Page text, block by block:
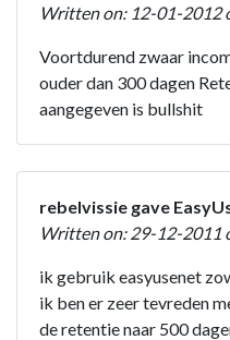
Written on: 12-01-2012
Voortdurend zwaar
ouder dan 300 dagen
aangegeven is bullshit
rebelvissie gave
Written on: 29-12-2011
ik gebruik easyusenet
ik ben er zeer tevreden
de retentie naar 500